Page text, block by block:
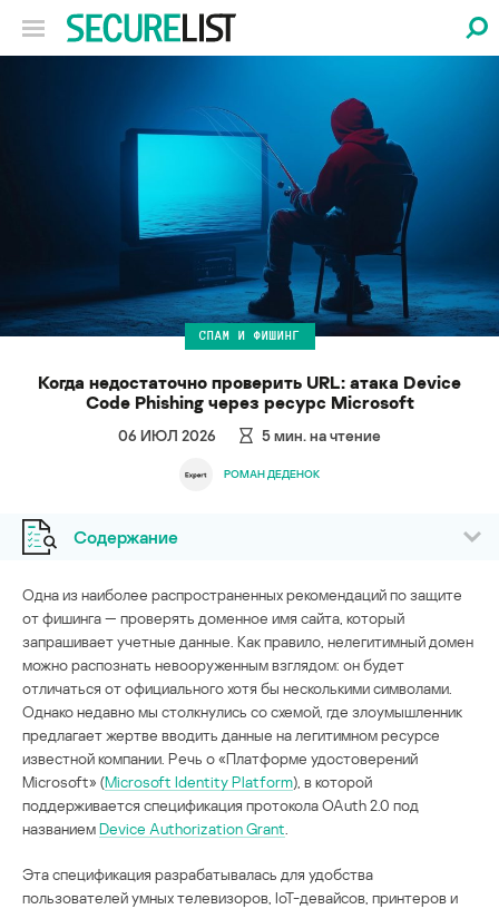
СПАМ И ФИШИНГ
Когда недостаточно проверить URL: атака Device
Code Phishing через ресурс Microsoft
06 ИЮЛ 2026 5мин. на чтение
РОМАН ДЕДЕНОК
Содержание
Одна из наиболее распространенных рекомендаций по защите
от фишинга — проверять доменное имя сайта, который
запрашивает учетные данные. Как правило, нелегитимный домен
можно распознать невооруженным взглядом: он будет
отличаться от официального хотя бы несколькими символами.
Однако недавно мы столкнулись со схемой, где злоумышленник
предлагает жертве вводить данные на легитимном ресурсе
известной компании. Речь о «Платформе удостоверений
Microsoft» (Microsoft Identity Platform), в которой
поддерживается спецификация протокола OAuth 2.0 под
названиемDevice Authorization Grant
Эта спецификация разрабатывалась для удобства
пользователей умных телевизоров, IoT-девайсов, принтеров и